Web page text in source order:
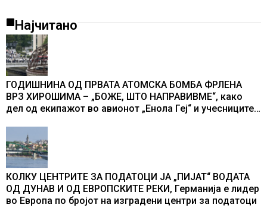
Најчитано
ГОДИШНИНА ОД ПРВАТА АТОМСКА БОМБА ФРЛЕНА
ВРЗ ХИРОШИМА – „БОЖЕ, ШТО НАПРАВИВМЕ“, како
дел од екипажот во авионот „Енола Геј“ и учесниците
промени текот на историјата
КОЛКУ ЦЕНТРИТЕ ЗА ПОДАТОЦИ ЈА „ПИЈАТ“ ВОДАТА
ОД ДУНАВ И ОД ЕВРОПСКИТЕ РЕКИ, Германија е лидер
во Европа по бројот на изградени центри за податоци